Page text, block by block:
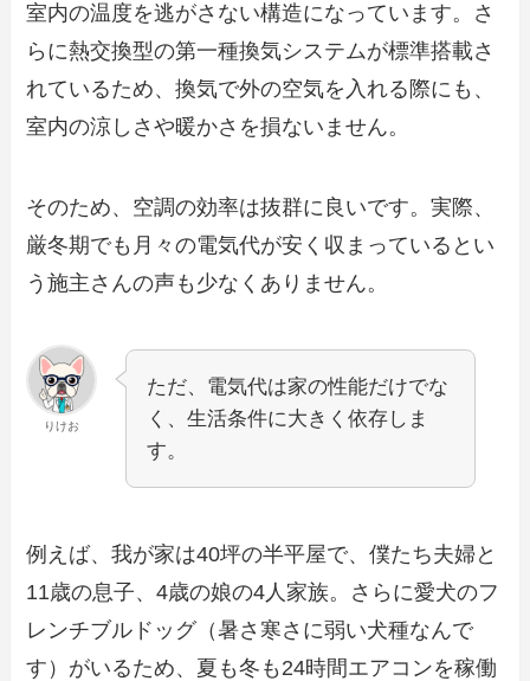
室内の温度を逃がさない構造になっています。さ
らに熱交換型の第一種換気システムが標準搭載さ
れているため、換気で外の空気を入れる際にも、
室内の涼しさや暖かさを損ないません。
そのため、空調の効率は抜群に良いです。実際、
厳冬期でも月々の電気代が安く収まっているとい
う施主さんの声も少なくありません。
りけお
ただ、電気代は家の性能だけでな
く、生活条件に大きく依存しま
す。
例えば、我が家は40坪の半平屋で、僕たち夫婦と
11歳の息子、4歳の娘の4人家族。さらに愛犬のフ
レンチブルドッグ（暑さ寒さに弱い犬種なんで
す）がいるため、夏も冬も24時間エアコンを稼働